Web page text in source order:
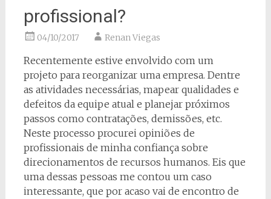
profissional?
04/10/2017 Renan Viegas
Recentemente estive envolvido com um
projeto para reorganizar uma empresa. Dentre
as atividades necessárias, mapear qualidades e
defeitos da equipe atual e planejar próximos
passos como contratações, demissões, etc.
Neste processo procurei opiniões de
profissionais de minha confiança sobre
direcionamentos de recursos humanos. Eis que
uma dessas pessoas me contou um caso
interessante, que por acaso vai de encontro de